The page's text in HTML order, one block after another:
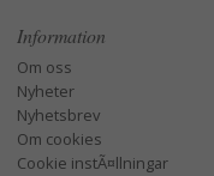
Information
Om oss
Nyheter
Nyhetsbrev
Om cookies
Cookie instÃ¤llningar